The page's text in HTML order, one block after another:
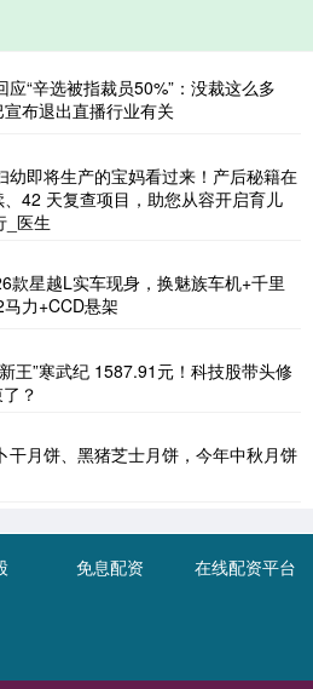
应“辛选被指裁员50%”：没裁这么多
宣布退出直播行业有关
幼即将生产的宝妈看过来！产后秘籍在
42 天复查项目，助您从容开启育儿
_医生
款星越L实车现身，换魅族车机+千里
力+CCD悬架
王”寒武纪 1587.91元！科技股带头修
？
干月饼、黑猪芝士月饼，今年中秋月饼
免息配资 在线配资平台